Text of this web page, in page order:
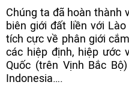
Chúng ta đã hoàn thành
biên giới đất liền với
tích cực về phân giới
các hiệp định, hiệp ước
Quốc (trên Vịnh Bắc
Indonesia….